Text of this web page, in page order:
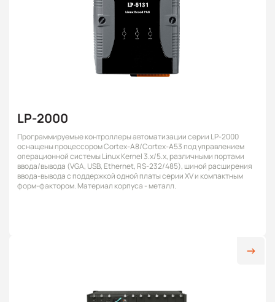
LP-2000
Программируемые контроллеры автоматизации серии LP-2000
оснащены процессором Cortex-A8/Cortex-A53 под управлением
операционной системы Linux Kernel 3.x/5.x, различными портами
ввода/вывода (VGA, USB, Ethernet, RS-232/485), шиной расширения
ввода-вывода с поддержкой одной платы серии XV и компактным
форм-фактором. Материал корпуса - металл.